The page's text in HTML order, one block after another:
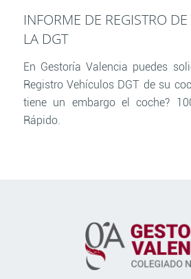
INFORME DE REGISTRO
LA DGT
En Gestoría Valencia puedes
Registro Vehículos DGT de su
tiene un embargo el coche?
Rápido.